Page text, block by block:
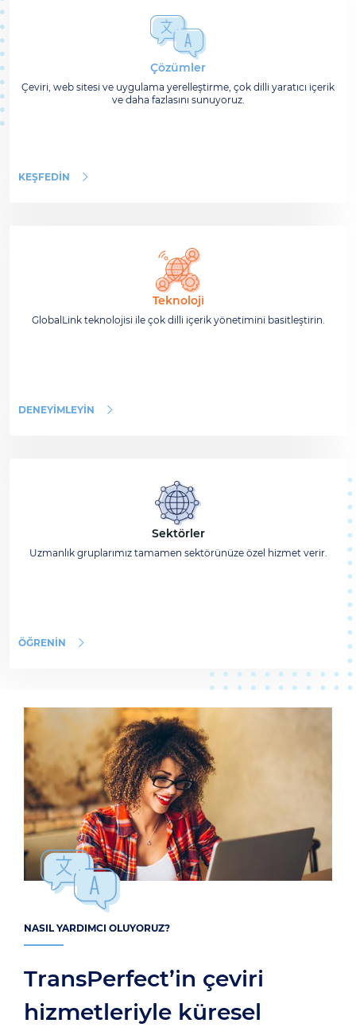
Çözümler
Çeviri, web sitesi ve uygulama yerelleştirme, çok dilli yaratıcı içerik
ve daha fazlasını sunuyoruz.
KEŞFEDIN
Teknoloji
GlobalLink teknolojisi ile çok dilli içerik yönetimini basitleştirin.
DENEYIMLEYIN
Sektörler
Uzmanlık gruplarımız tamamen sektörünüze özel hizmet verir.
ÖĞRENIN
NASIL YARDIMCI OLUYORUZ?
TransPerfect’in çeviri
hizmetleriyle küresel